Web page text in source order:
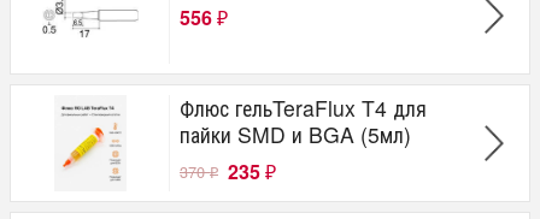
556 ₽
Флюс гельTeraFlux T4 для
пайки SMD и BGA (5мл)
370₽ 235 ₽